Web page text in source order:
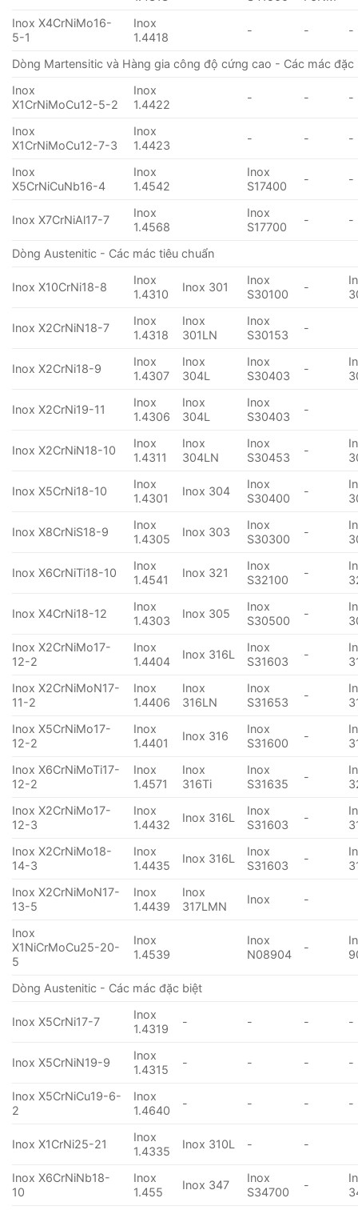
Inox X4CrNiMo16-
5-1
Inox
1.4418
- - -
Dòng Martensitic và Hàng gia công độ cứng cao - Các mác đặc
Inox
X1CrNiMoCu12-5-2
Inox
1.4422
- - -
Inox
X1CrNiMoCu12-7-3
Inox
1.4423
- - -
Inox
X5CrNiCuNb16-4
Inox
1.4542
Inox
S17400
- -
Inox X7CrNiAl17-7
Inox
1.4568
Inox
S17700
- -
Dòng Austenitic - Các mác tiêu chuẩn
Inox X10CrNi18-8
Inox
1.4310
Inox 301
Inox
S30100
-
Inox X2CrNiN18-7
Inox
1.4318
Inox
301LN
Inox
S30153
-
Inox X2CrNi18-9
Inox
1.4307
Inox
304L
Inox
S30403
-
Inox X2CrNi19-11
Inox
1.4306
Inox
304L
Inox
S30403
-
Inox X2CrNiN18-10
Inox
1.4311
Inox
304LN
Inox
S30453
-
Inox X5CrNi18-10
Inox
1.4301
Inox 304
Inox
S30400
-
Inox X8CrNiS18-9
Inox
1.4305
Inox 303
Inox
S30300
-
Inox X6CrNiTi18-10
Inox
1.4541
Inox 321
Inox
S32100
-
Inox X4CrNi18-12
Inox
1.4303
Inox 305
Inox
S30500
-
Inox X2CrNiMo17-
12-2
Inox
1.4404
Inox 316L
Inox
S31603
-
Inox X2CrNiMoN17-
11-2
Inox
1.4406
Inox
316LN
Inox
S31653
-
Inox X5CrNiMo17-
12-2
Inox
1.4401
Inox 316
Inox
S31600
-
Inox X6CrNiMoTi17-
12-2
Inox
1.4571
Inox
316Ti
Inox
S31635
-
Inox X2CrNiMo17-
12-3
Inox
1.4432
Inox 316L
Inox
S31603
-
Inox X2CrNiMo18-
14-3
Inox
1.4435
Inox 316L
Inox
S31603
-
Inox X2CrNiMoN17-
13-5
Inox
1.4439
Inox
317LMN
Inox -
Inox
X1NiCrMoCu25-20-
5
Inox
1.4539
Inox
N08904
-
Dòng Austenitic - Các mác đặc biệt
Inox X5CrNi17-7
Inox
1.4319
- - - -
Inox X5CrNiN19-9
Inox
1.4315
- - - -
Inox X5CrNiCu19-6-
2
Inox
1.4640
- - - -
Inox X1CrNi25-21
Inox
1.4335
Inox 310L - -
Inox X6CrNiNb18-
10
Inox
1.455
Inox 347
Inox
S34700
-